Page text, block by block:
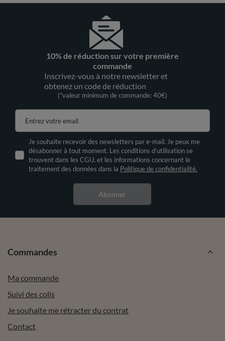
10% de réduction sur votre première
commande
Inscrivez-vous à notre newsletter et
obtenez un code de réduction
(*valeur minimum de commande: 40€)
Entrez votre email
Je souhaite recevoir des newsletters par e-mail. Je peux me
désabonner à tout moment. Les conditions d’utilisation se
trouvent dans les CGU, et les informations concernant le
traitement des données dans la Politique de confidentialité.
Abonner
Commandes
Ma commande
Suivi des colis
Je souhaite me rétracter du contrat
Contact